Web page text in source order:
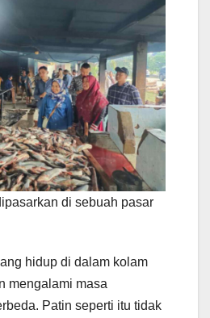
di sebuah pasar
hidup di dalam kolam
mengalami masa
Patin seperti itu tidak